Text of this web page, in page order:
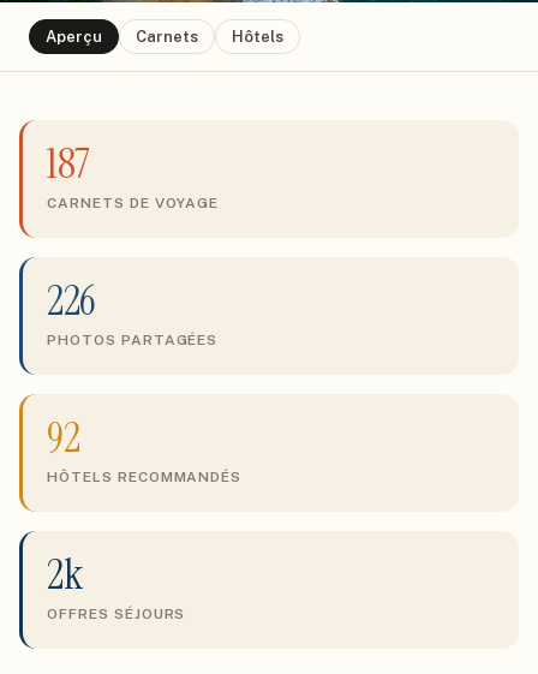
Aperçu Carnets Hôtels
187
CARNETS DE VOYAGE
226
PHOTOS PARTAGÉES
92
HÔTELS RECOMMANDÉS
2k
OFFRES SÉJOURS